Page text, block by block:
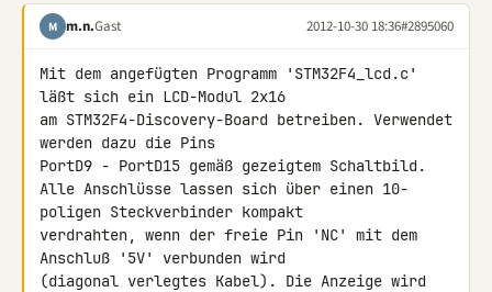
M m.n.Gast 2012-10-30 18:36#2895060
Mit dem angefügten Programm 'STM32F4_lcd.c'
läßt sich ein LCD-Modul 2x16
am STM32F4-Discovery-Board betreiben. Verwendet
werden dazu die Pins
PortD9 - PortD15 gemäß gezeigtem Schaltbild.
Alle Anschlüsse lassen sich über einen 10-
poligen Steckverbinder kompakt
verdrahten, wenn der freie Pin 'NC' mit dem
Anschluß '5V' verbunden wird
(diagonal verlegtes Kabel). Die Anzeige wird